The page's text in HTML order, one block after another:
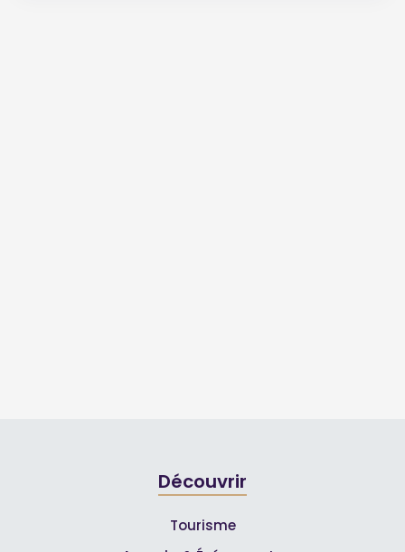
Découvrir
Tourisme